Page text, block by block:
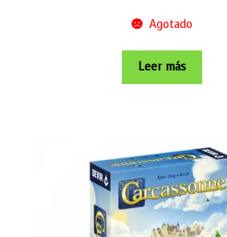
Agotado
Leer más